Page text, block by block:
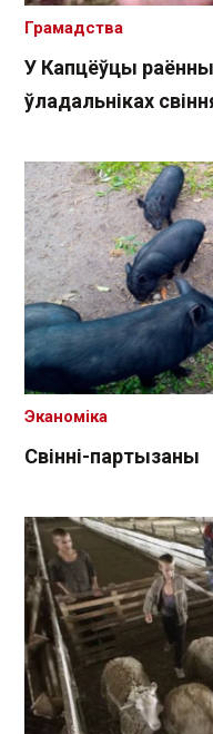
У Капцёўцы
ўладальніках
Грамадства
Свінні-партызаны
Эканоміка